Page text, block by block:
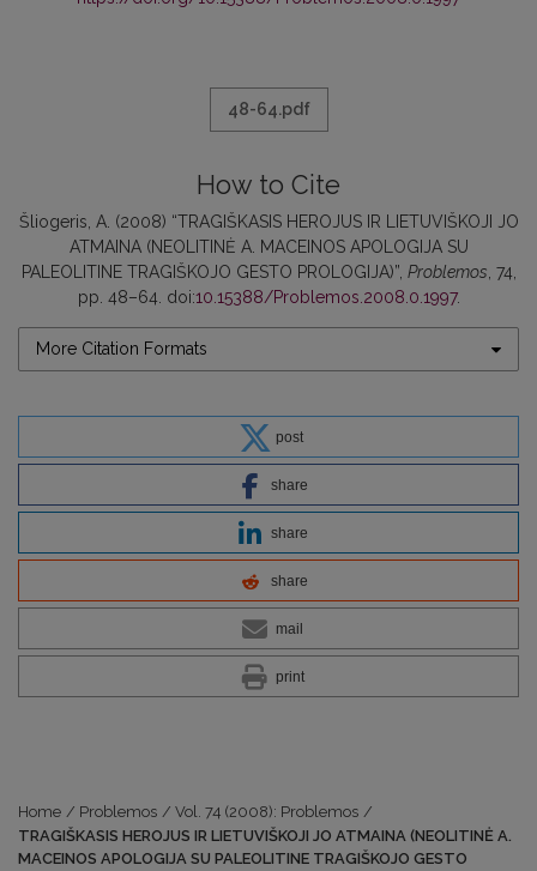
48-64.pdf
How to Cite
Šliogeris, A. (2008) “TRAGIŠKASIS HEROJUS IR LIETUVIŠKOJI JO
ATMAINA (NEOLITINĖ A. MACEINOS APOLOGIJA SU
PALEOLITINE TRAGIŠKOJO GESTO PROLOGIJA)”, Problemos , 74,
pp. 48–64. doi:10.15388/Problemos.2008.0.1997.
More Citation Formats
post
share
share
share
mail
print
Home / Problemos / Vol. 74 (2008): Problemos /
TRAGIŠKASIS HEROJUS IR LIETUVIŠKOJI JO ATMAINA (NEOLITINĖ A.
MACEINOS APOLOGIJA SU PALEOLITINE TRAGIŠKOJO GESTO